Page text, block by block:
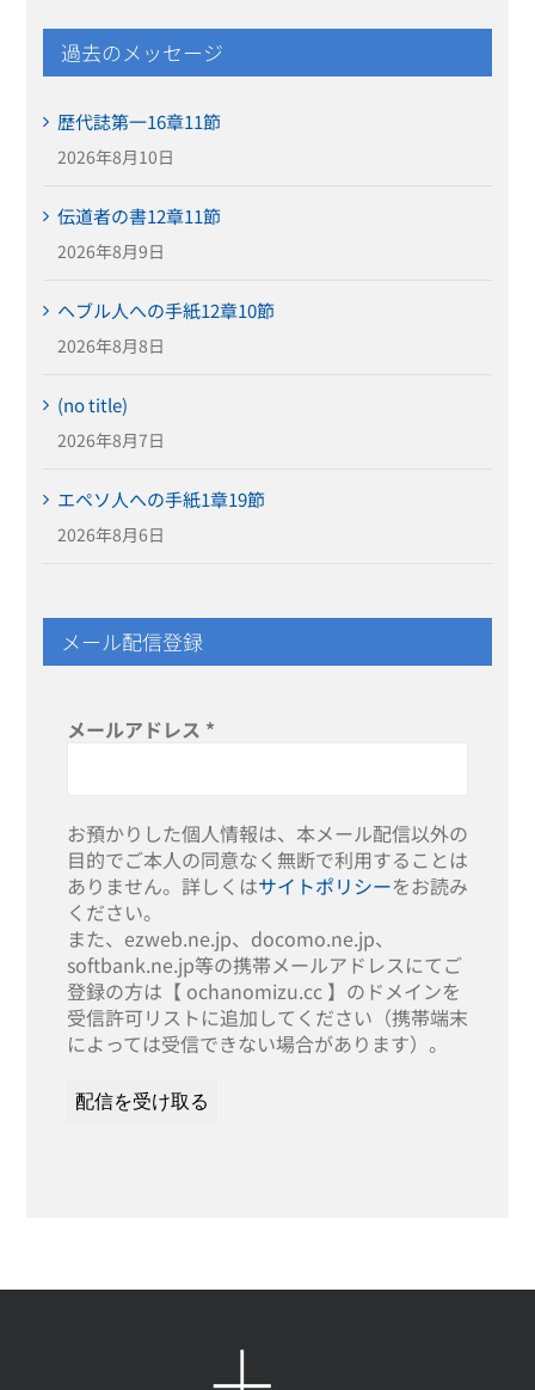
過去のメッセージ
歴代誌第一16章11節
2026年8月10日
伝道者の書12章11節
2026年8月9日
ヘブル人への手紙12章10節
2026年8月8日
(no title)
2026年8月7日
エペソ人への手紙1章19節
2026年8月6日
メール配信登録
メールアドレス *
お預かりした個人情報は、本メール配信以外の
目的でご本人の同意なく無断で利用することは
ありません。詳しくはサイトポリシーをお読み
ください。
また、ezweb.ne.jp、docomo.ne.jp、
softbank.ne.jp等の携帯メールアドレスにてご
登録の方は【 ochanomizu.cc 】のドメインを
受信許可リストに追加してください（携帯端末
によっては受信できない場合があります）。